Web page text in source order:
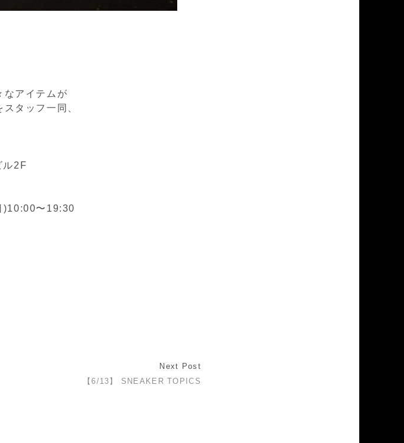
なアイテムが
タッフ一同、
ル2F
)10:00〜19:30
Next Post
【6/13】 SNEAKER TOPICS